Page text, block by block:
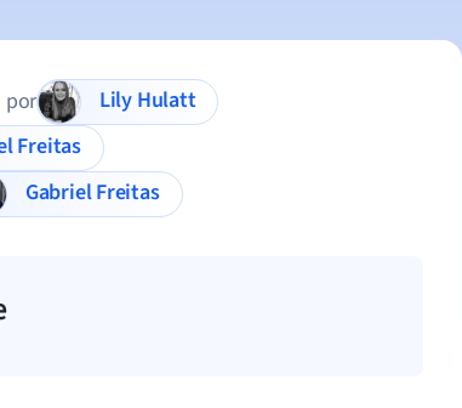
por
Lily Hulatt
Freitas
Gabriel Freitas